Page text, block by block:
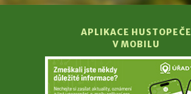
APLIKACE HUSTOPEČE
V MOBILU